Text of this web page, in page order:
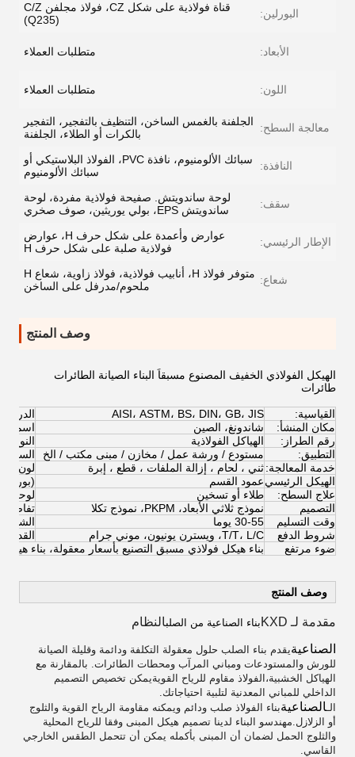
البورلين:
قناة فولاذية على شكل CZ، فولاذ مجلفن C/Z
(Q235)
الأبعاد: متطلبات العملاء
اللون: متطلبات العملاء
معالجة السطح:
الجلفنة بالغمس الساخن، التنظيف بالتفجير، التفجير
بالكرات أو الطلاء، الجلفنة
النافذة:
سبائك الألومنيوم، نافذة PVC، الفولاذ البلاستيكي أو
سبائك الألومنيوم
سقف:
لوحة ساندويتش. صفيحة فولاذية مفردة، لوحة
ساندويتش EPS، بولي يوريثين، صوف صخري
الإطار الرئيسي:
عوارض وأعمدة على شكل حرف H، عوارض
فولاذية صلبة على شكل حرف H
شعاع:
متوفر فولاذ H، أنابيب فولاذية، فولاذ زاوية، شعاع H
ملحوم/مدرفل على الساخن
وصف المنتج
الهيكل الفولاذي الخفيف المصنوع مسبقاً البناء الصيانة الطائرات
طائرات
القياسية: AISI، ASTM، BS، DIN، GB، JIS
الدرجة:
مكان المنشأ:
شاندونغ، الصين
اسم
رقم الطراز:
الهياكل الفولاذية
النوع:
التطبيق:
مستودع / ورشة عمل / مخازن / مبنى مكتب / الخ
السعر:
خدمة المعالجة:ثني ، لحام ، إزالة الملفات ، قطع ، إبرة
لون
الهيكل الرئيسيعمود القسم
علاج السطح:
طلاء أو تسخين
لوحة
التصميم
نموذج ثلاثي الأبعاد، PKPM، نموذج تكلا
تفاصيل
وقت التسليم
30-55 يوما
شروط الدفع
T/T، L/C، ويسترن يونيون، موني جرام
القدرة
ضوء مرتفع
بناء هيكل فولاذي مسبق التصنيع بأسعار معقولة، بناء
وصف المنتج
مقدمة لـ KXD بناء الصناعية من الصلبالنظام
الصناعيةيقدم بناء الصلب حلول معقولة التكلفة ودائمة وقليلة الصيانة
للورش والمستودعات ومباني المرآب ومحطات الطائرات. بالمقارنة مع
الهياكل الخشبية،الفولاذ مقاوم للرياح القويةيمكن تخصيص التصميم
الداخلي للمباني المعدنية لتلبية احتياجاتك.
الـالصناعيةبناء الفولاذ صلب ودائم ويمكنه مقاومة الرياح القوية والثلوج
أو الزلازل.مهندسو البناء لدينا تصميم هيكل المبنى وفقا للرياح المحلية
والثلوج الحمل لضمان أن المبنى بأكمله يمكن أن تتحمل الطقس الخارجي
القاسي.